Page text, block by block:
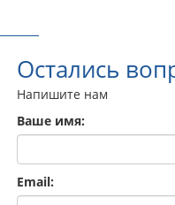
Остались
Напишите нам
Ваше имя:
Email: